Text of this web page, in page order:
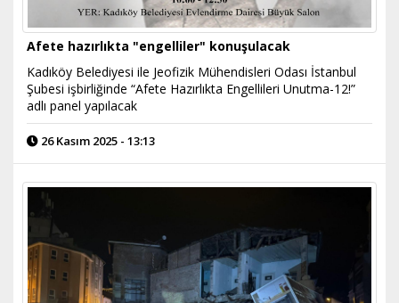
Afete hazırlıkta "engelliler" konuşulacak
Kadıköy Belediyesi ile Jeofizik Mühendisleri Odası İstanbul
Şubesi işbirliğinde “Afete Hazırlıkta Engellileri Unutma-12!”
adlı panel yapılacak
26 Kasım 2025 - 13:13